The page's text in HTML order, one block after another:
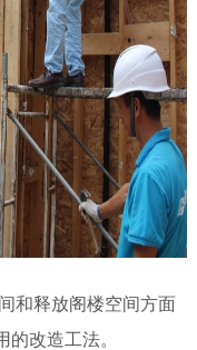
和释放阁楼空间方面
改造工法。